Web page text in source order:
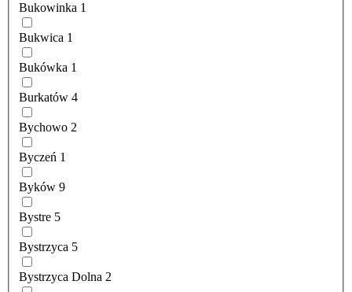
Bukowinka 1
Bukwica 1
Bukówka 1
Burkatów 4
Bychowo 2
Byczeń 1
Byków 9
Bystre 5
Bystrzyca 5
Bystrzyca Dolna 2